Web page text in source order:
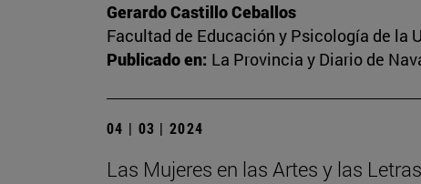
Gerardo Castillo Ceballos
Facultad de Educación y Psicología de la
Publicado en: La Provincia y Diario de
04 | 03 | 2024
Las Mujeres en las Artes y las